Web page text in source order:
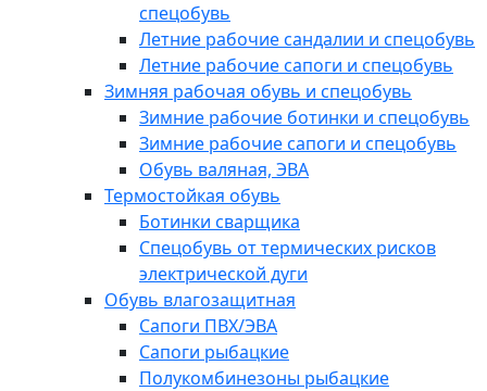
спецобувь
Летние рабочие сандалии и спецобувь
Летние рабочие сапоги и спецобувь
Зимняя рабочая обувь и спецобувь
Зимние рабочие ботинки и спецобувь
Зимние рабочие сапоги и спецобувь
Обувь валяная, ЭВА
Термостойкая обувь
Ботинки сварщика
Спецобувь от термических рисков
электрической дуги
Обувь влагозащитная
Сапоги ПВХ/ЭВА
Сапоги рыбацкие
Полукомбинезоны рыбацкие